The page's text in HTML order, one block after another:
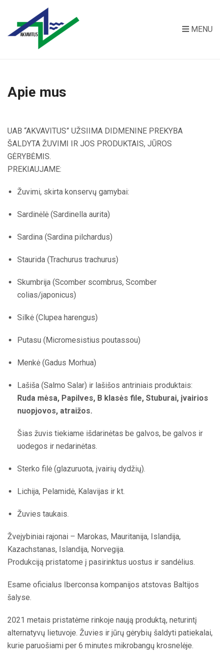
MENU
Apie mus
UAB “AKVAVITUS” UŽSIIMA DIDMENINE PREKYBA
ŠALDYTA ŽUVIMI IR JOS PRODUKTAIS, JŪROS
GĖRYBĖMIS.
PREKIAUJAME:
Žuvimi, skirta konservų gamybai:
Sardinėlė (Sardinella aurita)
Sardina (Sardina pilchardus)
Staurida (Trachurus trachurus)
Skumbrija (Scomber scombrus, Scomber
colias/japonicus)
Silkė (Clupea harengus)
Putasu (Micromesistius poutassou)
Menkė (Gadus Morhua)
Lašiša (Salmo Salar) ir lašišos antriniais produktais:
Ruda mėsa, Papilves, B klasės file, Stuburai, įvairios
nuopjovos, atraižos.
Šias žuvis tiekiame išdarinėtas be galvos, be galvos ir
uodegos ir nedarinėtas.
Sterko filė (glazuruota, įvairių dydžių).
Lichija, Pelamidė, Kalavijas ir kt.
Žuvies taukais.
Žvejybiniai rajonai – Marokas, Mauritanija, Islandija,
Kazachstanas, Islandija, Norvegija.
Produkciją pristatome į pasirinktus uostus ir sandėlius.
Esame oficialus Iberconsa kompanijos atstovas Baltijos
šalyse.
2021 metais pristatėme rinkoje naują produktą, neturintį
alternatyvų lietuvoje. Žuvies ir jūrų gėrybių šaldyti patiekalai,
kurie paruošiami per 6 minutes mikrobangų krosnelėje.